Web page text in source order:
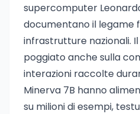
supercomputer
documentano il legame
infrastrutture nazionali.
poggiato anche sulla
interazioni raccolte
Minerva 7B hanno
su milioni di esempi,